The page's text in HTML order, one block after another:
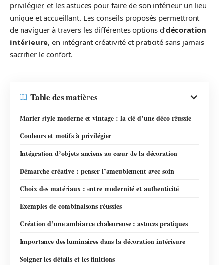
privilégier, et les astuces pour faire de son intérieur un lieu
unique et accueillant. Les conseils proposés permettront
de naviguer à travers les différentes options d’décoration
intérieure, en intégrant créativité et praticité sans jamais
sacrifier le confort.
Table des matières
Marier style moderne et vintage : la clé d’une déco réussie
Couleurs et motifs à privilégier
Intégration d’objets anciens au cœur de la décoration
Démarche créative : penser l’ameublement avec soin
Choix des matériaux : entre modernité et authenticité
Exemples de combinaisons réussies
Création d’une ambiance chaleureuse : astuces pratiques
Importance des luminaires dans la décoration intérieure
Soigner les détails et les finitions